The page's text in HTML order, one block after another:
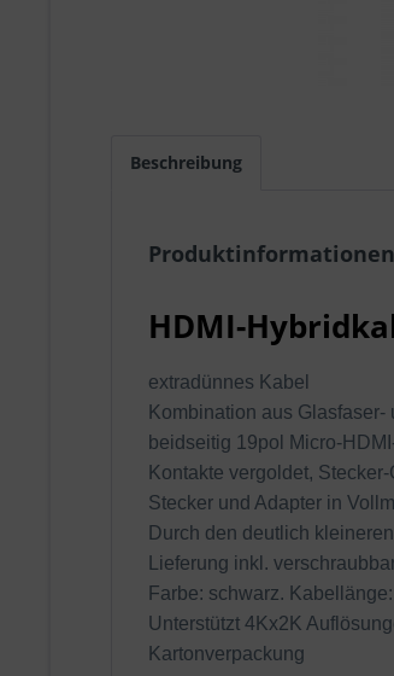
Beschreibung
HDMI-
extradünnes Kabel
Kombination aus Glasfaser-
beidseitig 19pol Micro-
Kontakte vergoldet,
Stecker und Adapter in
Durch den deutlich
Lieferung inkl.
Farbe: schwarz.
Unterstützt 4Kx2K
Kartonverpackung